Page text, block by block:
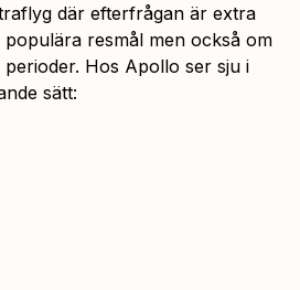
där efterfrågan är extra
resmål men också om
Hos Apollo ser sju i
sätt: